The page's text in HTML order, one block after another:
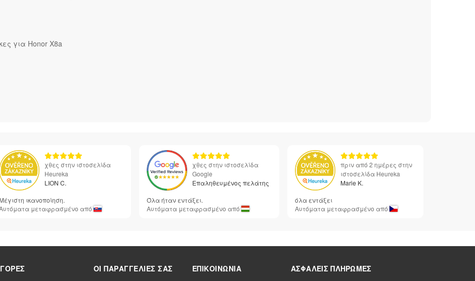
για Honor X8a
χθες στην ιστοσελίδα
Heureka
LION C.
Μέγιστη ικανοποίηση.
μεταφρασμένο από
χθες στην ιστοσελίδα
Google
Επαληθευμένος πελάτης
Όλα ήταν εντάξει.
Αυτόματα μεταφρασμένο από
πριν από 2 ημέρες στην
ιστοσελίδα Heureka
Marie K.
όλα εντάξει
Αυτόματα μεταφρασμένο από
ΑΣΦΑΛΕΊΣ ΠΛΗΡΩΜΈΣ
ΟΙ ΠΑΡΑΓΓΕΛΊΕΣ ΣΑΣ ΕΠΙΚΟΙΝΩΝΊΑ